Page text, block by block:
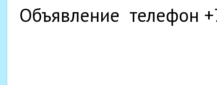
Объявление телефон